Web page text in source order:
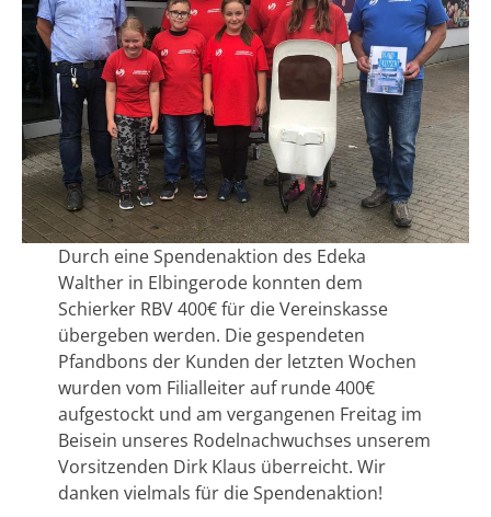
Durch eine Spendenaktion des Edeka
Walther in Elbingerode konnten dem
Schierker RBV 400€ für die Vereinskasse
übergeben werden. Die gespendeten
Pfandbons der Kunden der letzten Wochen
wurden vom Filialleiter auf runde 400€
aufgestockt und am vergangenen Freitag im
Beisein unseres Rodelnachwuchses unserem
Vorsitzenden Dirk Klaus überreicht. Wir
danken vielmals für die Spendenaktion!